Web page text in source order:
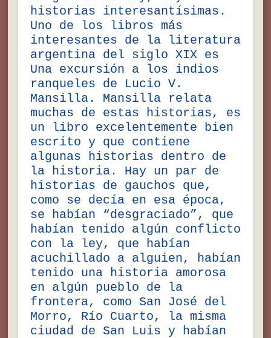
historias interesantísimas.
Uno de los libros más
interesantes de la literatura
argentina del siglo XIX es
Una excursión a los indios
ranqueles de Lucio V.
Mansilla. Mansilla relata
muchas de estas historias, es
un libro excelentemente bien
escrito y que contiene
algunas historias dentro de
la historia. Hay un par de
historias de gauchos que,
como se decía en esa época,
se habían “desgraciado”, que
habían tenido algún conflicto
con la ley, que habían
acuchillado a alguien, habían
tenido una historia amorosa
en algún pueblo de la
frontera, como San José del
Morro, Río Cuarto, la misma
ciudad de San Luis y habían